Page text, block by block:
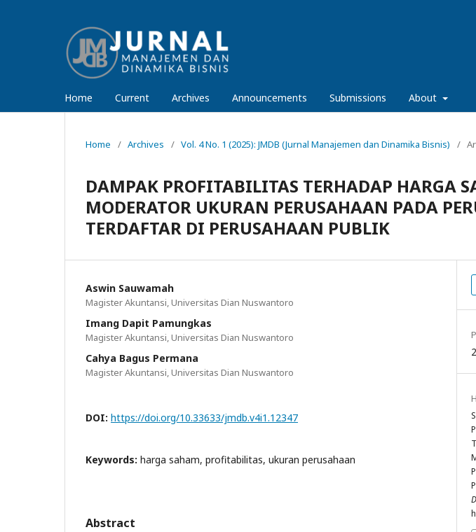
Home Current Archives Announcements Submissions About
Home / Archives / Vol. 4 No. 1 (2025): JMDB (Jurnal Manajemen dan Dinamika Bisnis) /
DAMPAK PROFITABILITAS TERHADAP HARGA
MODERATOR UKURAN PERUSAHAAN PADA
TERDAFTAR DI PERUSAHAAN PUBLIK
Aswin Sauwamah
Magister Akuntansi, Universitas Dian Nuswantoro
Imang Dapit Pamungkas
Magister Akuntansi, Universitas Dian Nuswantoro
Cahya Bagus Permana
Magister Akuntansi, Universitas Dian Nuswantoro
DOI: https://doi.org/10.33633/jmdb.v4i1.12347
Keywords: harga saham, profitabilitas, ukuran perusahaan
Abstract